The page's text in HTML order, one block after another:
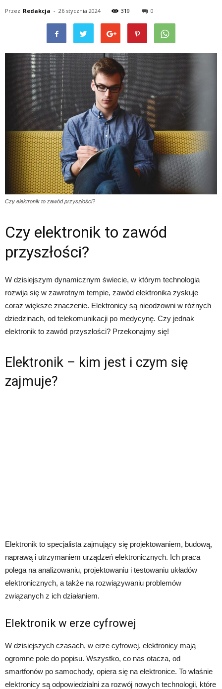
Przez Redakcja - 26 stycznia 2024 319 0
Czy elektronik to zawód przyszłości?
Czy elektronik to zawód
przyszłości?
W dzisiejszym dynamicznym świecie, w którym technologia
rozwija się w zawrotnym tempie, zawód elektronika zyskuje
coraz większe znaczenie. Elektronicy są nieodzowni w różnych
dziedzinach, od telekomunikacji po medycynę. Czy jednak
elektronik to zawód przyszłości? Przekonajmy się!
Elektronik – kim jest i czym się
zajmuje?
Elektronik to specjalista zajmujący się projektowaniem, budową,
naprawą i utrzymaniem urządzeń elektronicznych. Ich praca
polega na analizowaniu, projektowaniu i testowaniu układów
elektronicznych, a także na rozwiązywaniu problemów
związanych z ich działaniem.
Elektronik w erze cyfrowej
W dzisiejszych czasach, w erze cyfrowej, elektronicy mają
ogromne pole do popisu. Wszystko, co nas otacza, od
smartfonów po samochody, opiera się na elektronice. To właśnie
elektronicy są odpowiedzialni za rozwój nowych technologii, które